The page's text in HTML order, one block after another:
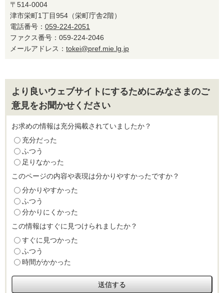
〒514-0004
津市栄町1丁目954（栄町庁舎2階）
電話番号： 059-224-2051
ファクス番号：059-224-2046
メールアドレス： tokei@pref.mie.lg.jp
より良いウェブサイトにするためにみなさまのご
意見をお聞かせください
お求めの情報は充分掲載されていましたか？
充分だった
ふつう
足りなかった
このページの内容や表現は分かりやすかったですか？
分かりやすかった
ふつう
分かりにくかった
この情報はすぐに見つけられましたか？
すぐに見つかった
ふつう
時間がかかった